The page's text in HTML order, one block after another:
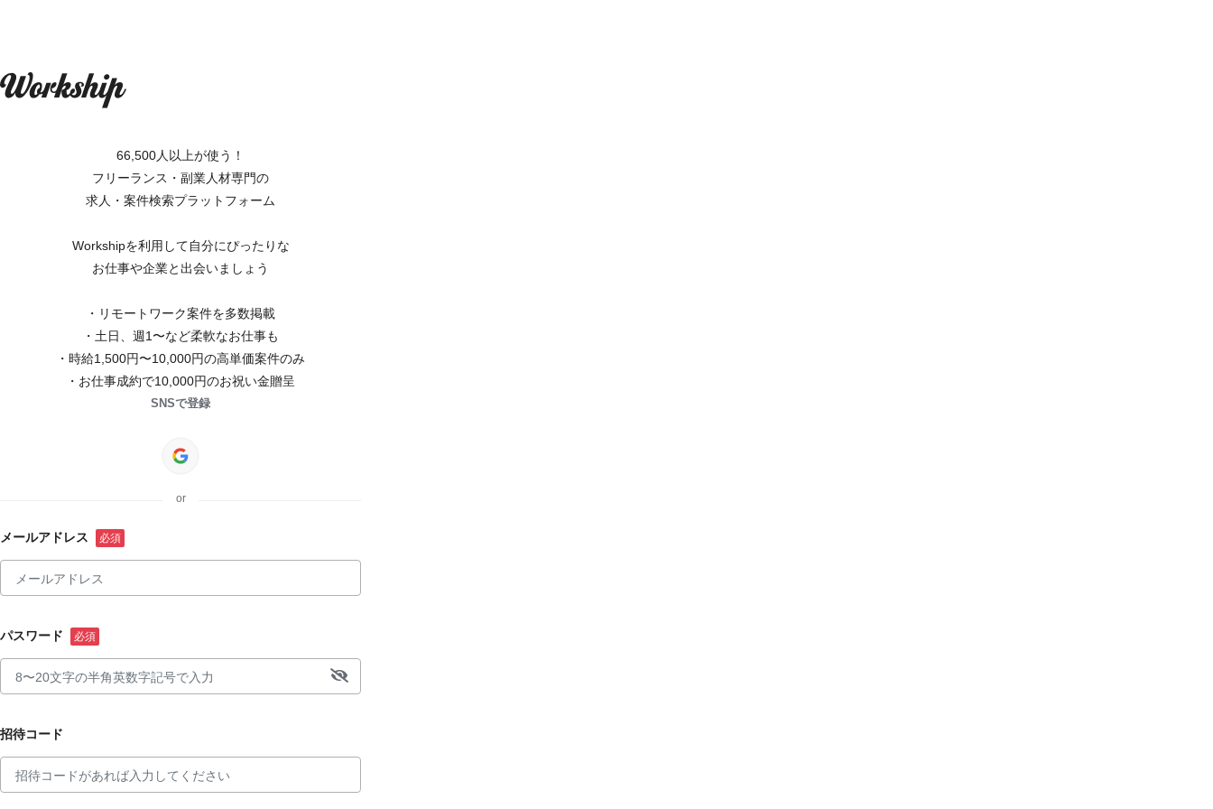
66,500人以上が使う！
フリーランス・副業人材専門の
求人・案件検索プラットフォーム
Workshipを利用して自分にぴったりな
お仕事や企業と出会いましょう
・リモートワーク案件を多数掲載
・土日、週1〜など柔軟なお仕事も
・時給1,500円〜10,000円の高単価案件のみ
・お仕事成約で10,000円のお祝い金贈呈
SNSで登録
or
メールアドレス
パスワード
招待コード